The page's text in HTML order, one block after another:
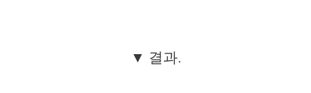
▼ 결과.